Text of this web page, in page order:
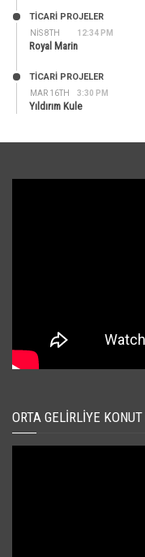
NIS 8TH 12:34 PM
TİCARİ PROJELER
Royal Marin
MAR 16TH 3:30 PM
TİCARİ PROJELER
Yıldırım Kule
ORTA GELIRLIYE